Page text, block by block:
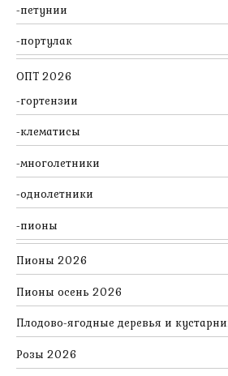
петунии
портулак
ОПТ 2026
гортензии
клематисы
многолетники
однолетники
пионы
Пионы 2026
Пионы осень 2026
Плодово-ягодные деревья и
Розы 2026